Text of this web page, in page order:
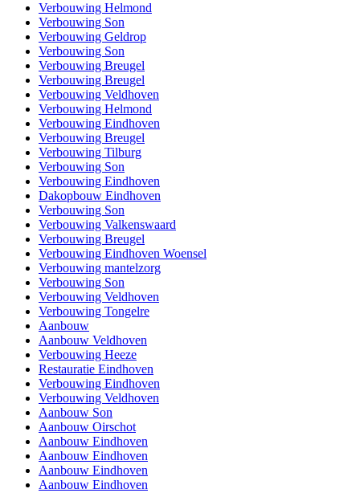
Verbouwing Helmond
Verbouwing Son
Verbouwing Geldrop
Verbouwing Son
Verbouwing Breugel
Verbouwing Breugel
Verbouwing Veldhoven
Verbouwing Helmond
Verbouwing Eindhoven
Verbouwing Breugel
Verbouwing Tilburg
Verbouwing Son
Verbouwing Eindhoven
Dakopbouw Eindhoven
Verbouwing Son
Verbouwing Valkenswaard
Verbouwing Breugel
Verbouwing Eindhoven Woensel
Verbouwing mantelzorg
Verbouwing Son
Verbouwing Veldhoven
Verbouwing Tongelre
Aanbouw
Aanbouw Veldhoven
Verbouwing Heeze
Restauratie Eindhoven
Verbouwing Eindhoven
Verbouwing Veldhoven
Aanbouw Son
Aanbouw Oirschot
Aanbouw Eindhoven
Aanbouw Eindhoven
Aanbouw Eindhoven
Aanbouw Eindhoven